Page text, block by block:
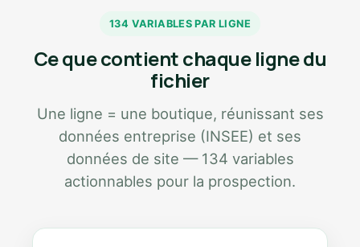
134 VARIABLES PAR LIGNE
Ce que contient chaque ligne du
fichier
Une ligne = une boutique, réunissant ses
données entreprise (INSEE) et ses
données de site — 134 variables
actionnables pour la prospection.